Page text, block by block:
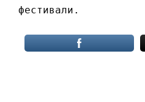
фестивали.